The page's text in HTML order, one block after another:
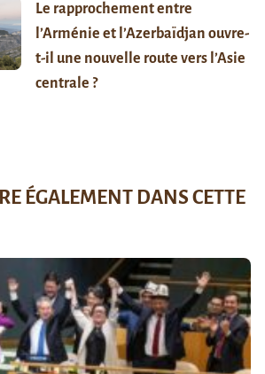
Le rapprochement entre
l’Arménie et l’Azerbaïdjan ouvre-
t-il une nouvelle route vers l’Asie
centrale ?
ÉGALEMENT DANS CETTE